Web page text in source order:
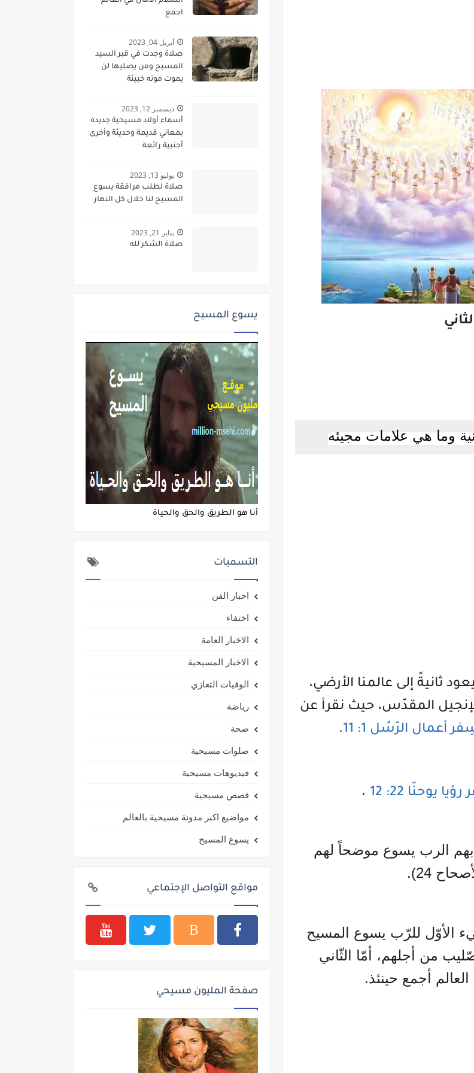
وما هي علامات مجيئه
إلى عالمنا الأرضي،
المقدّس، حيث نقرأ عن
أعمال الرّسُل 1: 11 .
يوحنّا 22: 12 .
الرب يسوع موضحاً لهم
24).
الأوّل للرّب يسوع المسيح
من أجلهم، أمّا الثّاني
أجمع حينئذ.
اجمع
أبريل 04, 2023
صلاة وجدت في قبر السيد
المسيح ومن يصليها لن
يموت موته خبيثة
ديسمبر 12, 2023
أسماء أولاد مسيحية جديدة
بمعاني قديمة وحديثة وأخرى
أجنبية رائعة
يوليو 13, 2023
صلاة لطلب مرافقة يسوع
المسيح لنا خلال كل النهار
يناير 21, 2023
صلاة الشكر لله
يسوع المسيح
أنا هو الطريق والحق والحياة
التسميات
اخبار الفن
اختفاء
الاخبار العامة
الاخبار المسيحية
الوفيات التعازي
رياضة
صحة
صلوات مسيحية
فيديوهات مسيحية
قصص مسيحية
مواضيع اكبر مدونة مسيحية بالعالم
يسوع المسيح
مواقع التواصل الإجتماعي
صفحة المليون مسيحي